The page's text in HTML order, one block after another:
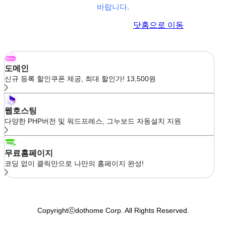
바랍니다.
닷홈으로 이동
도메인
신규 등록 할인쿠폰 제공, 최대 할인가! 13,500원
웹호스팅
다양한 PHP버전 및 워드프레스, 그누보드 자동설치 지원
무료홈페이지
코딩 없이 클릭만으로 나만의 홈페이지 완성!
Copyrightⓒdothome Corp. All Rights Reserved.